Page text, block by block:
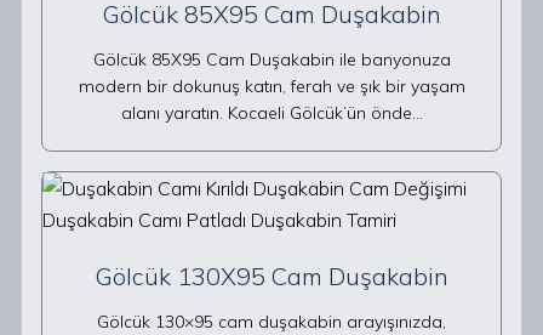
Gölcük 85X95 Cam Duşakabin
Gölcük 85X95 Cam Duşakabin ile banyonuza
modern bir dokunuş katın, ferah ve şık bir yaşam
alanı yaratın. Kocaeli Gölcük’ün önde…
Gölcük 130X95 Cam Duşakabin
Gölcük 130×95 cam duşakabin arayışınızda,